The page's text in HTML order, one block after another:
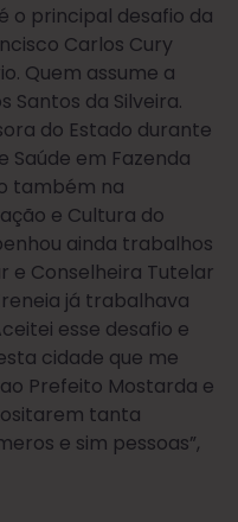
o principal desafio da
Carlos Cury
Quem assume a
Santos da Silveira.
do Estado durante
Saúde em Fazenda
também na
e Cultura do
ainda trabalhos
e Conselheira Tutelar
já trabalhava
esse desafio e
cidade que me
Prefeito Mostarda e
tanta
e sim pessoas”,